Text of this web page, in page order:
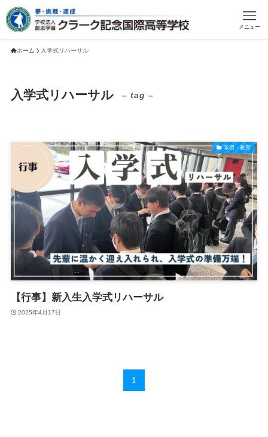
メニュー
ホーム 入学式リハーサル
入学式リハーサル – tag –
学習・教育
【行事】新入生入学式リハーサル
2025年4月17日
1